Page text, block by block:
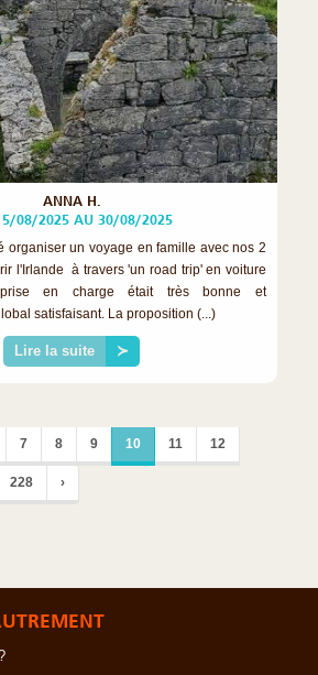
ANNA H.
08/2025 AU 30/08/2025
organiser un voyage en famille avec nos 2
l'Irlande à travers 'un road trip' en voiture
en charge était très bonne et
satisfaisant. La proposition (...)
Lire la suite ≻
7 8 9 10 11 12
228 ›